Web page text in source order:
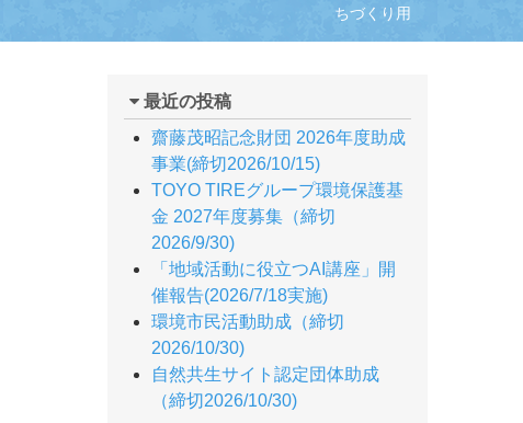
ちづくり用
最近の投稿
齋藤茂昭記念財団 2026年度助成
事業(締切2026/10/15)
TOYO TIREグループ環境保護基
金 2027年度募集（締切
2026/9/30)
「地域活動に役立つAI講座」開
催報告(2026/7/18実施)
環境市民活動助成（締切
2026/10/30)
自然共生サイト認定団体助成
（締切2026/10/30)